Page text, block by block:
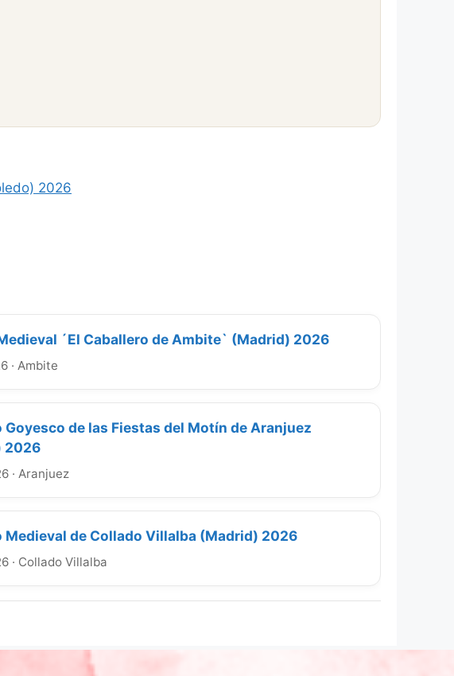
2026
´El Caballero de Ambite` (Madrid) 2026
· Ambite
Goyesco de las Fiestas del Motín de Aranjuez
2026
· Aranjuez
Medieval de Collado Villalba (Madrid) 2026
· Collado Villalba